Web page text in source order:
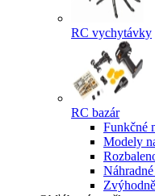
RC vychytávky
RC bazár
Funkčné
Modely